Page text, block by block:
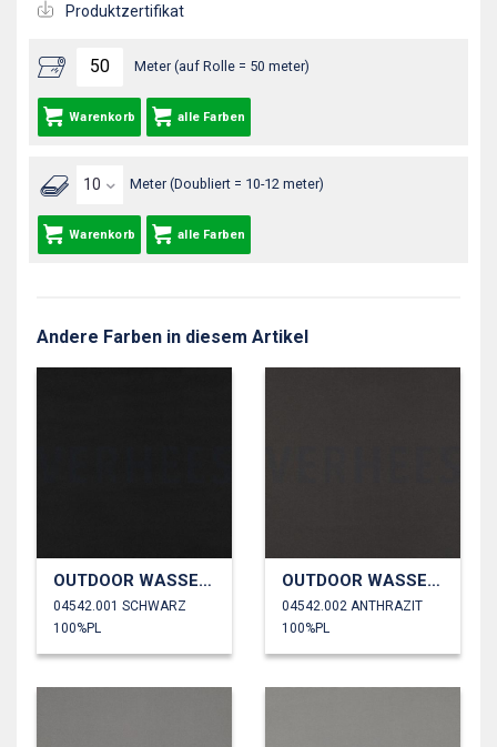
Meter (auf Rolle = 50 meter)
Warenkorb alle Farben
Meter (Doubliert = 10-12 meter)
Warenkorb alle Farben
Produktzertifikat
Andere Farben in diesem Artikel
OUTDOOR WASSERDICHT
04542.001 SCHWARZ
100%PL
OUTDOOR WASSERDICHT
04542.002 ANTHRAZIT
100%PL